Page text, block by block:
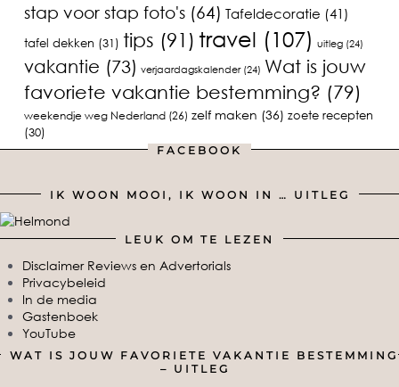
stap voor stap foto's (64) Tafeldecoratie (41)
tafel dekken (31) tips (91) travel (107) uitleg (24)
vakantie (73) verjaardagskalender(24) Wat is jouw
favoriete vakantie bestemming? (79)
weekendje weg Nederland (26) zelf maken (36) zoete recepten
(30)
FACEBOOK
IK WOON MOOI, IK WOON IN … UITLEG
LEUK OM TE LEZEN
Disclaimer Reviews en Advertorials
Privacybeleid
In de media
Gastenboek
YouTube
WAT IS JOUW FAVORIETE VAKANTIE BESTEMMING
– UITLEG